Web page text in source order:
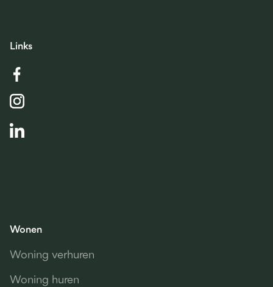
Links
Wonen
Woning verhuren
Woning huren